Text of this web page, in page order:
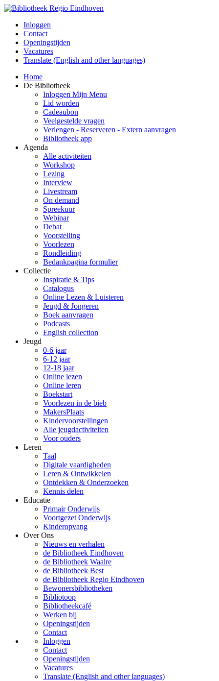
Inloggen
Contact
Openingstijden
Vacatures
Translate (English and other languages)
Home
De Bibliotheek
Inloggen Mijn Menu
Lid worden
Cadeaubon
Veelgestelde vragen
Verlengen - Reserveren - Extern aanvragen
Bibliotheek app
Agenda
Alle activiteiten
Workshop
Lezing
Interview
Livestream
On demand
Spreekuur
Webinar
Debat
Voorstelling
Voorlezen
Rondleiding
Bedankpagina formulier
Collectie
Inspiratie & Tips
Catalogus
Online Lezen & Luisteren
Jeugd & Jongeren
Boek aanvragen
Podcasts
English collection
Jeugd
0-6 jaar
6-12 jaar
12-18 jaar
Online lezen
Online leren
Boekstart
Voorlezen in de bieb
MakersPlaats
Kindervoorstellingen
Alle jeugdactiviteiten
Voor ouders
Leren
Taal
Digitale vaardigheden
Leren & Ontwikkelen
Ontdekken & Onderzoeken
Kennis delen
Educatie
Primair Onderwijs
Voortgezet Onderwijs
Kinderopvang
Over Ons
Nieuws en verhalen
de Bibliotheek Eindhoven
de Bibliotheek Waalre
de Bibliotheek Best
de Bibliotheek Regio Eindhoven
Bewonersbibliotheken
Bibliotoop
Bibliotheekcafé
Werken bij
Openingstijden
Contact
Inloggen
Contact
Openingstijden
Vacatures
Translate (English and other languages)